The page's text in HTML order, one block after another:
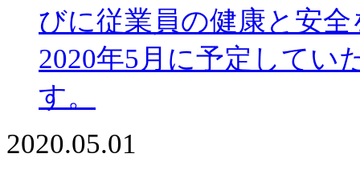
びに従業員の健康と安
2020年5月に予定してい
す。
2020.05.01